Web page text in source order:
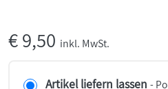
€9,50 inkl. MwSt.
Artikel liefern lassen -